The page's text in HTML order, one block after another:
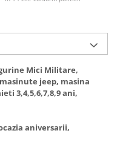
Mici Militare,
jeep, masina
3,4,5,6,7,8,9 ani,
aniversarii,